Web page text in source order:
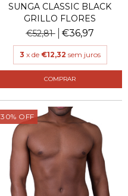
SUNGA CLASSIC BLACK
GRILLO FLORES
€52,81
€36,97
3 x de €12,32 sem juros
COMPRAR
30% OFF